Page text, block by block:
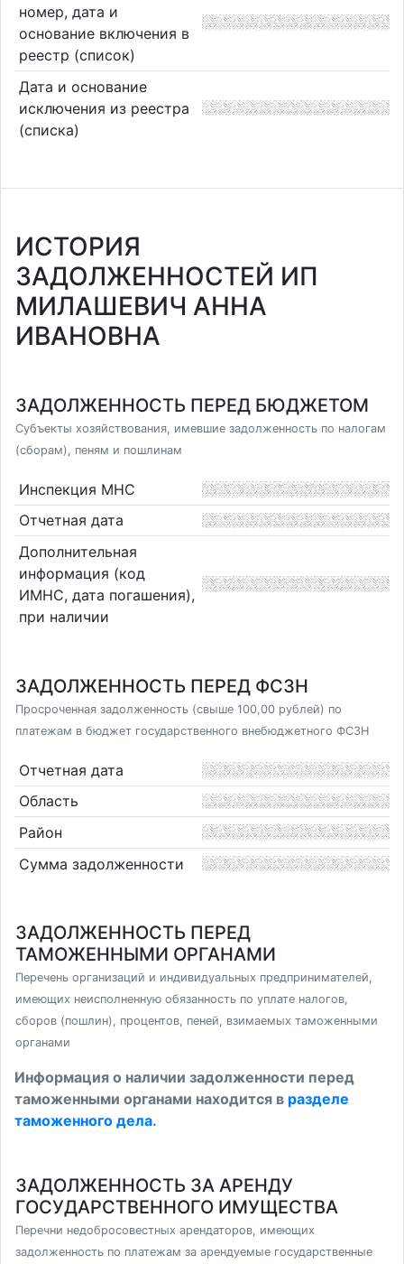
номер, дата и
основание включения в
реестр (список)
Дата и основание
исключения из реестра
(списка)
ИСТОРИЯ
ЗАДОЛЖЕННОСТЕЙ ИП
МИЛАШЕВИЧ АННА
ИВАНОВНА
ЗАДОЛЖЕННОСТЬ ПЕРЕД БЮДЖЕТОМ
Субъекты хозяйствования, имевшие задолженность по налогам
(сборам), пеням и пошлинам
Инспекция МНС
Отчетная дата
Дополнительная
информация (код
ИМНС, дата погашения),
при наличии
ЗАДОЛЖЕННОСТЬ ПЕРЕД ФСЗН
Просроченная задолженность (свыше 100,00 рублей) по
платежам в бюджет государственного внебюджетного ФСЗН
Отчетная дата
Область
Район
Сумма задолженности
ЗАДОЛЖЕННОСТЬ ПЕРЕД
ТАМОЖЕННЫМИ ОРГАНАМИ
Перечень организаций и индивидуальных предпринимателей,
имеющих неисполненную обязанность по уплате налогов,
сборов (пошлин), процентов, пеней, взимаемых таможенными
органами
Информация о наличии задолженности перед
таможенными органами находится в разделе
таможенного дела.
ЗАДОЛЖЕННОСТЬ ЗА АРЕНДУ
ГОСУДАРСТВЕННОГО ИМУЩЕСТВА
Перечни недобросовестных арендаторов, имеющих
задолженность по платежам за арендуемые государственные